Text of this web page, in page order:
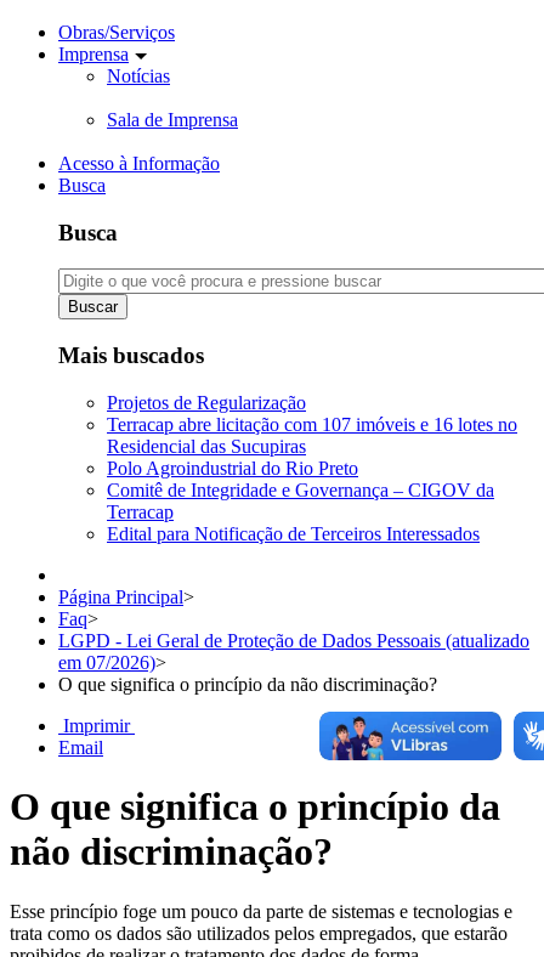
Obras/Serviços
Imprensa
Notícias
Sala de Imprensa
Acesso à Informação
Busca
Busca
Buscar
Mais buscados
Projetos de Regularização
Terracap abre licitação com 107 imóveis e 16 lotes no
Residencial das Sucupiras
Polo Agroindustrial do Rio Preto
Comitê de Integridade e Governança – CIGOV da
Terracap
Edital para Notificação de Terceiros Interessados
Página Principal>
Faq>
LGPD - Lei Geral de Proteção de Dados Pessoais (atualizado
em 07/2026)>
O que significa o princípio da não discriminação?
Imprimir
Email
O que significa o princípio da
não discriminação?
Esse princípio foge um pouco da parte de sistemas e tecnologias e
trata como os dados são utilizados pelos empregados, que estarão